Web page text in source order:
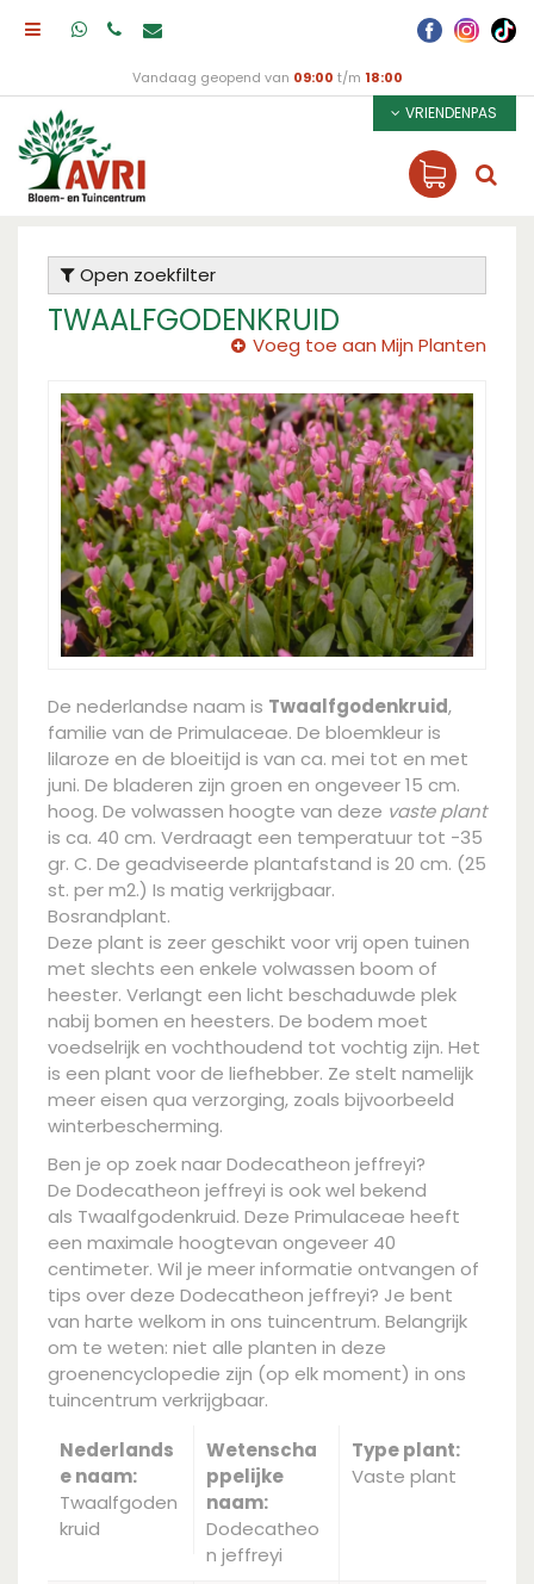
Vandaag geopend van 09:00 t/m 18:00
VRIENDENPAS
Open zoekfilter
TWAALFGODENKRUID
Voeg toe aan Mijn Planten
De nederlandse naam is Twaalfgodenkruid,
familie van de Primulaceae. De bloemkleur is
lilaroze en de bloeitijd is van ca. mei tot en met
juni. De bladeren zijn groen en ongeveer 15 cm.
hoog. De volwassen hoogte van deze vaste plant
is ca. 40 cm. Verdraagt een temperatuur tot -35
gr. C. De geadviseerde plantafstand is 20 cm. (25
st. per m2.) Is matig verkrijgbaar.
Bosrandplant.
Deze plant is zeer geschikt voor vrij open tuinen
met slechts een enkele volwassen boom of
heester. Verlangt een licht beschaduwde plek
nabij bomen en heesters. De bodem moet
voedselrijk en vochthoudend tot vochtig zijn. Het
is een plant voor de liefhebber. Ze stelt namelijk
meer eisen qua verzorging, zoals bijvoorbeeld
winterbescherming.
Ben je op zoek naar Dodecatheon jeffreyi?
De Dodecatheon jeffreyi is ook wel bekend
als Twaalfgodenkruid. Deze Primulaceae heeft
een maximale hoogtevan ongeveer 40
centimeter. Wil je meer informatie ontvangen of
tips over deze Dodecatheon jeffreyi? Je bent
van harte welkom in ons tuincentrum. Belangrijk
om te weten: niet alle planten in deze
groenencyclopedie zijn (op elk moment) in ons
tuincentrum verkrijgbaar.
Nederlands
e naam:
Twaalfgoden
kruid
Wetenscha
ppelijke
naam:
Dodecatheo
n jeffreyi
Type plant:
Vaste plant